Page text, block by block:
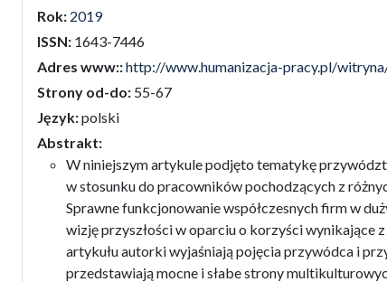
Rok: 2019
ISSN: 1643-7446
Adres www::http://www.humanizacja-pracy.pl/
Strony od-do: 55-67
Język:polski
Abstrakt:
W niniejszym artykule podjęto tematykę
w stosunku do pracowników pochodzących z
Sprawne funkcjonowanie współczesnych firm w
wizję przyszłości w oparciu o korzyści wynikające
artykułu autorki wyjaśniają pojęcia przywódca i
przedstawiają mocne i słabe strony